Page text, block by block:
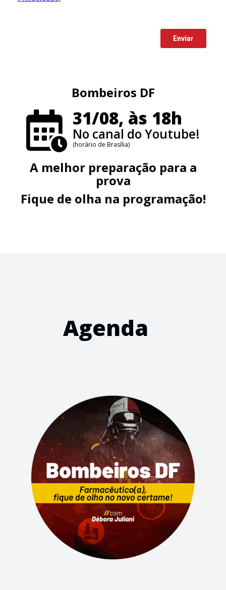
Bombeiros DF
31/08, às 18h
No canal do Youtube!
(horário de Brasília)
A melhor preparação para a
prova
Fique de olha na programação!
Agenda